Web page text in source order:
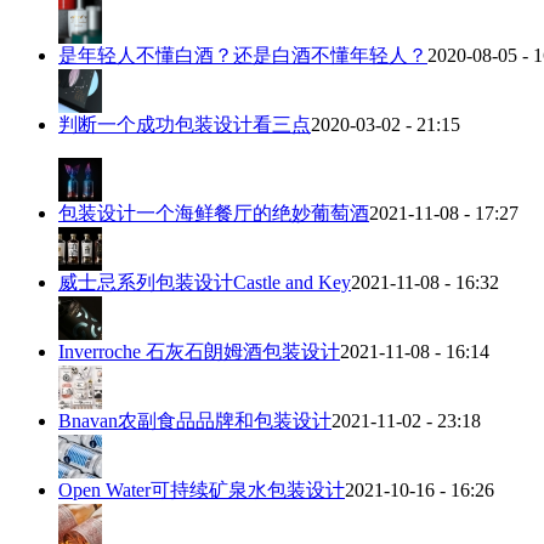
是年轻人不懂白酒？还是白酒不懂年轻人？ 2020-08-05 -
判断一个成功包装设计看三点2020-03-02 - 21:15
包装设计一个海鲜餐厅的绝妙葡萄酒2021-11-08 - 17:27
威士忌系列包装设计Castle and Key2021-11-08 - 16:32
Inverroche 石灰石朗姆酒包装设计2021-11-08 - 16:14
Bnavan农副食品品牌和包装设计2021-11-02 - 23:18
Open Water可持续矿泉水包装设计2021-10-16 - 16:26